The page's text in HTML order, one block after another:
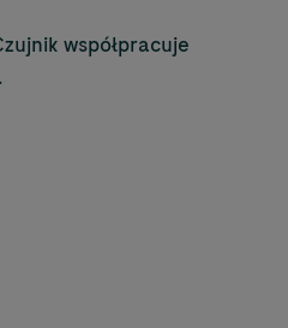
współpracuje